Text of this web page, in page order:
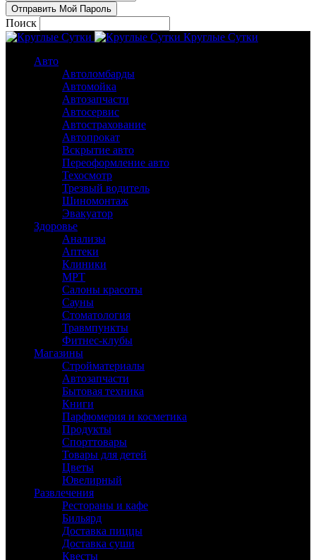
Поиск
Круглые Сутки
Авто
Автоломбарды
Автомойка
Автозапчасти
Автосервис
Автострахование
Автопрокат
Вскрытие авто
Переоформление авто
Техосмотр
Трезвый водитель
Шиномонтаж
Эвакуатор
Здоровье
Анализы
Аптеки
Клиники
МРТ
Салоны красоты
Сауны
Стоматология
Травмпункты
Фитнес-клубы
Магазины
Стройматериалы
Автозапчасти
Бытовая техника
Книги
Парфюмерия и косметика
Продукты
Спорттовары
Товары для детей
Цветы
Ювелирный
Развлечения
Рестораны и кафе
Бильярд
Доставка пиццы
Доставка суши
Квесты